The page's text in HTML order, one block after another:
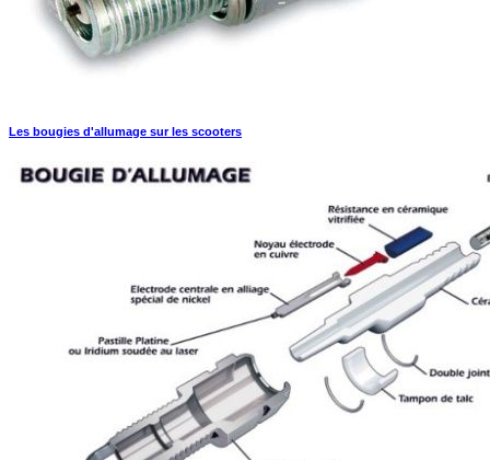
Les bougies d'allumage sur les scooters